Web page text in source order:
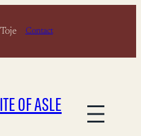
Contact
OF ASLE